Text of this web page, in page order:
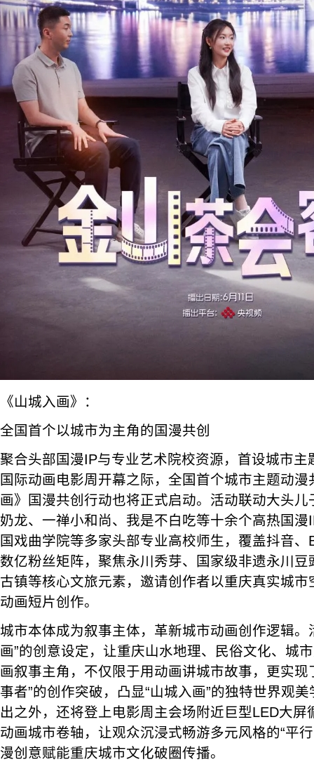
《山城入画》：
全国首个以城市为主角的国漫共创
聚合头部国漫IP与专业艺术院校资源，首设城市主
国际动画电影周开幕之际，全国首个城市主题动
画》国漫共创行动也将正式启动。活动联动大头
奶龙、一禅小和尚、我是不白吃等十余个高热国
国戏曲学院等多家头部专业高校师生，覆盖抖音
数亿粉丝矩阵，聚焦永川秀芽、国家级非遗永川
古镇等核心文旅元素，邀请创作者以重庆真实城
动画短片创作。
城市本体成为叙事主体，革新城市动画创作逻辑。
画”的创意设定，让重庆山水地理、民俗文化、城
画叙事主角，不仅限于用动画讲城市故事，更实现
事者”的创作突破，凸显“山城入画”的独特世界观
出之外，还将登上电影周主会场附近巨型LED大屏
动画城市卷轴，让观众沉浸式畅游多元风格的“平
漫创意赋能重庆城市文化破圈传播。